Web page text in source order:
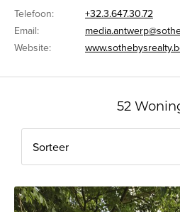
Telefoon:
+32.3.647.30.72
Email:
Website:
52
Sorteer